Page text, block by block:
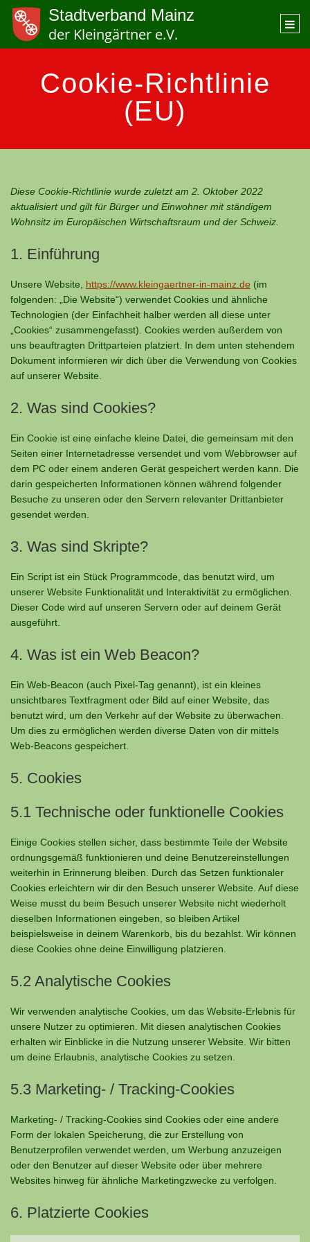
Stadtverband Mainz
der Kleingärtner e.V.
Cookie-Richtlinie
(EU)
Diese Cookie-Richtlinie wurde zuletzt am 2. Oktober 2022
aktualisiert und gilt für Bürger und Einwohner mit ständigem
Wohnsitz im Europäischen Wirtschaftsraum und der Schweiz.
1. Einführung
Unsere Website, https://www.kleingaertner-in-mainz.de (im
folgenden: „Die Website“) verwendet Cookies und ähnliche
Technologien (der Einfachheit halber werden all diese unter
„Cookies“ zusammengefasst). Cookies werden außerdem von
uns beauftragten Drittparteien platziert. In dem unten stehendem
Dokument informieren wir dich über die Verwendung von Cookies
auf unserer Website.
2. Was sind Cookies?
Ein Cookie ist eine einfache kleine Datei, die gemeinsam mit den
Seiten einer Internetadresse versendet und vom Webbrowser auf
dem PC oder einem anderen Gerät gespeichert werden kann. Die
darin gespeicherten Informationen können während folgender
Besuche zu unseren oder den Servern relevanter Drittanbieter
gesendet werden.
3. Was sind Skripte?
Ein Script ist ein Stück Programmcode, das benutzt wird, um
unserer Website Funktionalität und Interaktivität zu ermöglichen.
Dieser Code wird auf unseren Servern oder auf deinem Gerät
ausgeführt.
4. Was ist ein Web Beacon?
Ein Web-Beacon (auch Pixel-Tag genannt), ist ein kleines
unsichtbares Textfragment oder Bild auf einer Website, das
benutzt wird, um den Verkehr auf der Website zu überwachen.
Um dies zu ermöglichen werden diverse Daten von dir mittels
Web-Beacons gespeichert.
5. Cookies
5.1 Technische oder funktionelle Cookies
Einige Cookies stellen sicher, dass bestimmte Teile der Website
ordnungsgemäß funktionieren und deine Benutzereinstellungen
weiterhin in Erinnerung bleiben. Durch das Setzen funktionaler
Cookies erleichtern wir dir den Besuch unserer Website. Auf diese
Weise musst du beim Besuch unserer Website nicht wiederholt
dieselben Informationen eingeben, so bleiben Artikel
beispielsweise in deinem Warenkorb, bis du bezahlst. Wir können
diese Cookies ohne deine Einwilligung platzieren.
5.2 Analytische Cookies
Wir verwenden analytische Cookies, um das Website-Erlebnis für
unsere Nutzer zu optimieren. Mit diesen analytischen Cookies
erhalten wir Einblicke in die Nutzung unserer Website. Wir bitten
um deine Erlaubnis, analytische Cookies zu setzen.
5.3 Marketing- / Tracking-Cookies
Marketing- / Tracking-Cookies sind Cookies oder eine andere
Form der lokalen Speicherung, die zur Erstellung von
Benutzerprofilen verwendet werden, um Werbung anzuzeigen
oder den Benutzer auf dieser Website oder über mehrere
Websites hinweg für ähnliche Marketingzwecke zu verfolgen.
6. Platzierte Cookies